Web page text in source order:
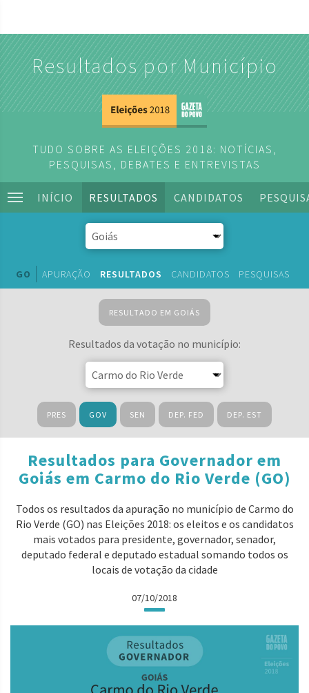
Resultados por Município
TUDO SOBRE AS ELEIÇÕES 2018: NOTÍCIAS,
PESQUISAS, DEBATES E ENTREVISTAS
INÍCIO RESULTADOS CANDIDATOS
GO APURAÇÃO RESULTADOS CANDIDATOS PESQUISAS
RESULTADO EM GOIÁS
Resultados da votação no município:
PRES GOV SEN DEP. FED DEP. EST
Resultados para Governador em
Goiás em Carmo do Rio Verde (GO)
Todos os resultados da apuração no município de Carmo do
Rio Verde (GO) nas Eleições 2018: os eleitos e os candidatos
mais votados para presidente, governador, senador,
deputado federal e deputado estadual somando todos os
locais de votação da cidade
07/10/2018